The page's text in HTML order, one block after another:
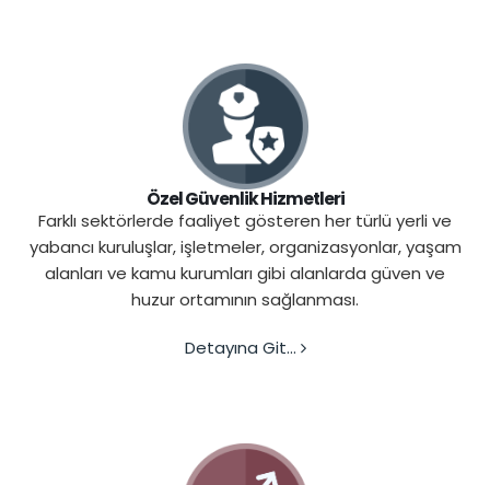
Özel Güvenlik Hizmetleri
Farklı sektörlerde faaliyet gösteren her türlü yerli ve
yabancı kuruluşlar, işletmeler, organizasyonlar, yaşam
alanları ve kamu kurumları gibi alanlarda güven ve
huzur ortamının sağlanması.
Detayına Git...